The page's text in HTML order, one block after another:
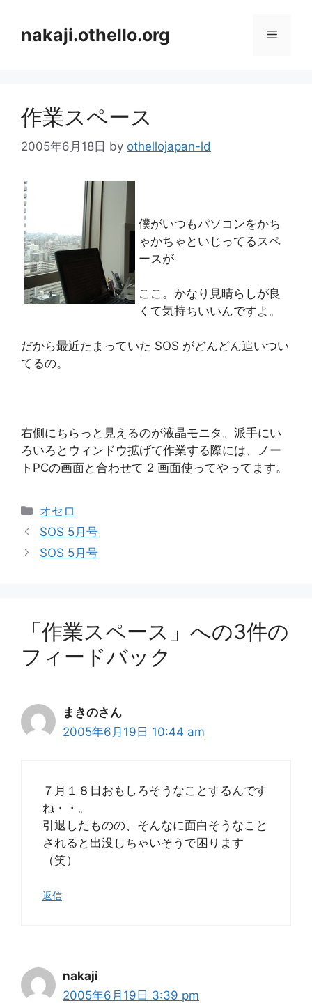
nakaji.othello.org メ
作業スペース
2005年6月18日 by othellojapan-ld
僕がいつもパソコンをかち
ゃかちゃといじってるスペ
ースが
ここ。かなり見晴らしが良
くて気持ちいいんですよ。
だから最近たまっていた SOS がどんどん追いつい
てるの。
右側にちらっと見えるのが液晶モニタ。派手にい
ろいろとウィンドウ拡げて作業する際には、ノー
トPCの画面と合わせて 2 画面使ってやってます。
カ
テ
リ
オセロ
SOS 5月号
SOS 5月号
「作業スペース」への3件の
フィードバック
まきのさん
2005年6月19日 10:44 am
７月１８日おもしろそうなことするんです
ね・・。
引退したものの、そんなに面白そうなこと
されると出没しちゃいそうで困ります
（笑）
返信
nakaji
2005年6月19日 3:39 pm